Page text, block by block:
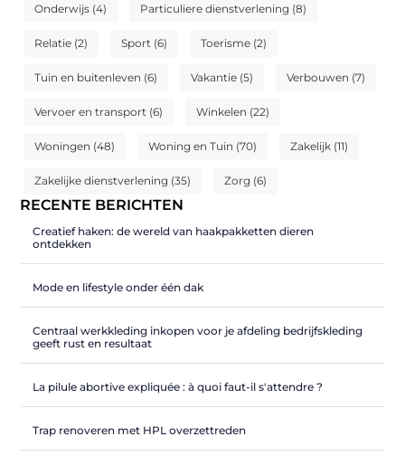
Onderwijs (4) Particuliere dienstverlening (8)
Relatie (2) Sport (6) Toerisme (2)
Tuin en buitenleven (6) Vakantie (5) Verbouwen (7)
Vervoer en transport (6) Winkelen (22)
Woningen (48) Woning en Tuin (70) Zakelijk (11)
Zakelijke dienstverlening (35) Zorg (6)
RECENTE BERICHTEN
Creatief haken: de wereld van haakpakketten dieren
ontdekken
Mode en lifestyle onder één dak
Centraal werkkleding inkopen voor je afdeling bedrijfskleding
geeft rust en resultaat
La pilule abortive expliquée : à quoi faut-il s'attendre ?
Trap renoveren met HPL overzettreden